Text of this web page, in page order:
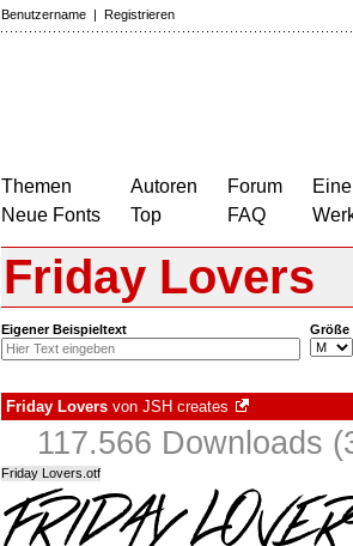
Benutzername | Registrieren
Themen
Neue Fonts
Autoren
Top
Forum
FAQ
Friday Lovers
Eigener Beispieltext Größe
Friday Lovers von JSH creates
117.566 Downloads
Friday Lovers.otf